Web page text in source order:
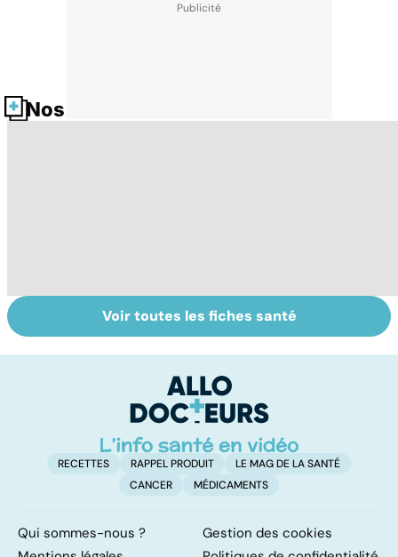
Nos fiches santé
Comprendre les
myopathies
Faire du sport à
domicile, c'est
Voir toutes les fiches santé
RECETTES RAPPEL PRODUIT
LE MAG DE LA SANTÉ
CANCER
MÉDICAMENTS
Qui sommes-nous ?
Gestion des cookies